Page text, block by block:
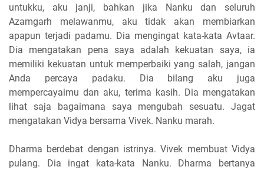
untukku, aku janji, bahkan jika Nanku dan seluruh
Azamgarh melawanmu, aku tidak akan membiarkan
apapun terjadi padamu. Dia mengingat kata-kata Avtaar.
Dia mengatakan pena saya adalah kekuatan saya, ia
memiliki kekuatan untuk memperbaiki yang salah, jangan
Anda percaya padaku. Dia bilang aku juga
mempercayaimu dan aku, terima kasih. Dia mengatakan
lihat saja bagaimana saya mengubah sesuatu. Jagat
mengatakan Vidya bersama Vivek. Nanku marah.
Dharma berdebat dengan istrinya. Vivek membuat Vidya
pulang. Dia ingat kata-kata Nanku. Dharma bertanya